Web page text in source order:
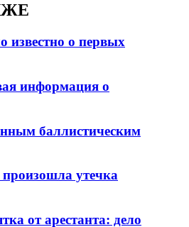
известно о первых
информация о
баллистическим
утечка
от арестанта: дело